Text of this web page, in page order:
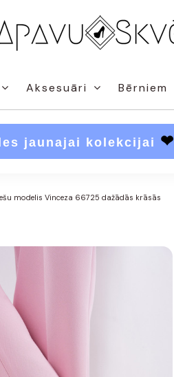
Aksesuāri Bērniem
jaunajai kolekcijai ❤
modelis Vinceza 66725 dažādās krāsās